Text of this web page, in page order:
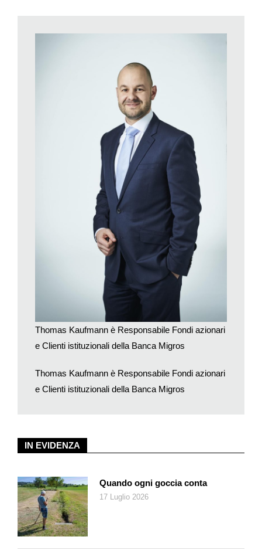
prezzo gli appartamenti in affitto di nuova generazione si
inquilini hanno dunque la scelta tra un appartamento nuovo
nettamente più caro e uno vecchio più conveniente.
Con la vivace attività edilizia degli ultimi anni e il calo degli
stranieri in Svizzera, ci attendiamo una crescente pressione
sugli affitti, soprattutto quelli iniziali. L’attività edilizia rimarrà
vivace anche nel 2018, pertanto la quota degli appartamenti
sfitti potrebbe aumentare. Per gli inquilini, che vogliono vivere
in un appartamento recente a condizioni finanziariamente
accettabili, vale dunque ancora di più la pena di confrontare i
IN EVIDENZA
Quando ogni goccia conta
17 Luglio 2026
Thomas Kaufmann è Responsabile Fondi azionari
e Clienti istituzionali della Banca Migros
Thomas Kaufmann è Responsabile Fondi azionari
e Clienti istituzionali della Banca Migros